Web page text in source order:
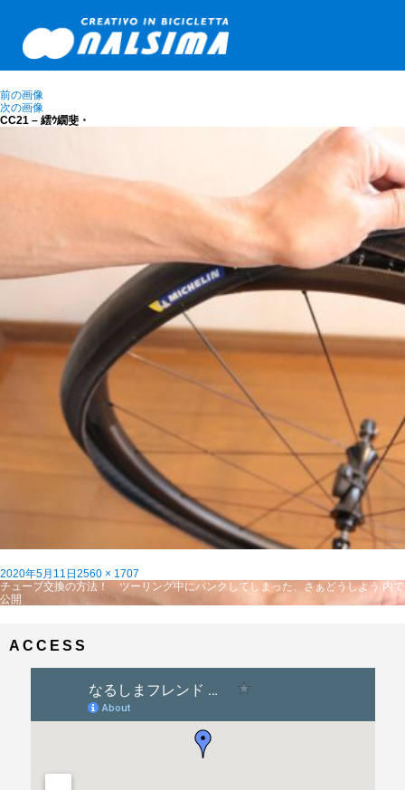
前の画像
次の画像
CC21 – 繧ｳ繝斐・
投
稿
日:
2020年5月11日 フ
ル
2560 × 1707
投
稿
ー
チューブ交換の方法！ ツーリング中にパンクしてしまった、さぁどうしよう 内で
公開
ACCESS